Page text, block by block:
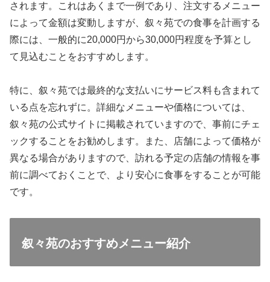
されます。これはあくまで一例であり、注文するメニュー
によって金額は変動しますが、叙々苑での食事を計画する
際には、一般的に20,000円から30,000円程度を予算とし
て見込むことをおすすめします。
特に、叙々苑では最終的な支払いにサービス料も含まれて
いる点を忘れずに。詳細なメニューや価格については、
叙々苑の公式サイトに掲載されていますので、事前にチェ
ックすることをお勧めします。また、店舗によって価格が
異なる場合がありますので、訪れる予定の店舗の情報を事
前に調べておくことで、より安心に食事をすることが可能
です。
叙々苑のおすすめメニュー紹介